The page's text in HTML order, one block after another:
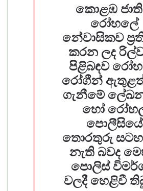
කොළඹ
රෝහලේ
නේවාසිකව
කරන ලද
පිළිබඳව
රෝගීන්
ගැනීමේ
හෝ
පොලීසියේ
තොරතුරු
නැති බවද
පොලිස්
වලදී හෙළිවී